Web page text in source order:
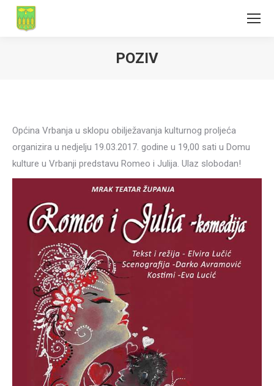
POZIV
Općina Vrbanja u sklopu obilježavanja kulturnog proljeća
organizira u nedjelju 19.03.2017. godine u 19,00 sati u Domu
kulture u Vrbanji predstavu Romeo i Julija. Ulaz slobodan!